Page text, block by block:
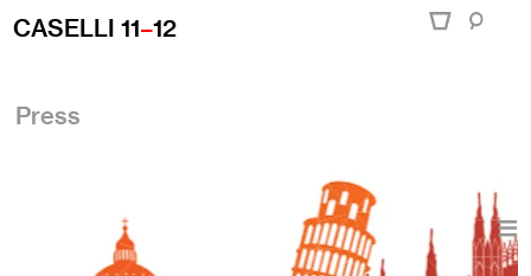
CASELLI 11–12
Press